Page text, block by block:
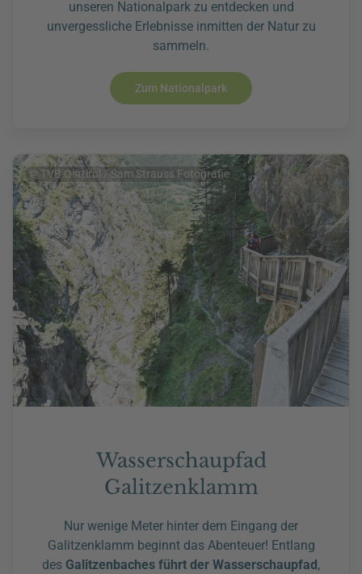
unseren Nationalpark zu entdecken und
unvergessliche Erlebnisse inmitten der Natur zu
sammeln.
Zum Nationalpark
© TVB Osttirol / Sam Strauss Fotografie
Wasserschaupfad
Galitzenklamm
Nur wenige Meter hinter dem Eingang der
Galitzenklamm beginnt das Abenteuer! Entlang
des Galitzenbaches führt der Wasserschaupfad ,